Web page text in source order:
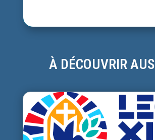
À DÉCOUVRIR